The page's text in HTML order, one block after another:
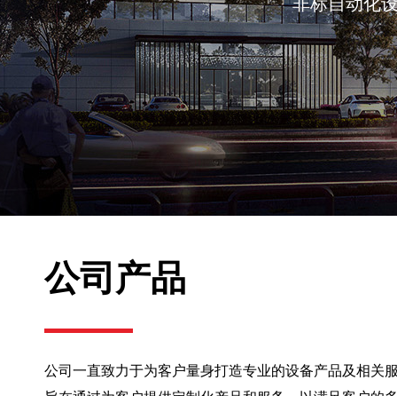
公司产品
公司一直致力于为客户量身打造专业的设备产品及相关